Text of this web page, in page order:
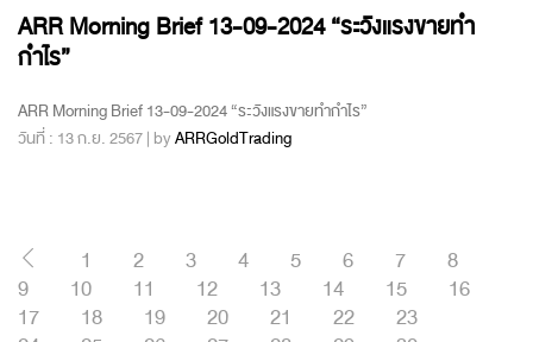
ARR Morning Brief 13-09-2024 “ระวังแรงขายทำ
กำไร”
ARR Morning Brief 13-09-2024 “ระวังแรงขายทำกำไร”
วันที่ : 13 ก.ย. 2567 | byARRGoldTrading
1 2 3 4 5 6 7
8
9
10 11 12 13 14 15
16
17
18 19 20 21 22
23